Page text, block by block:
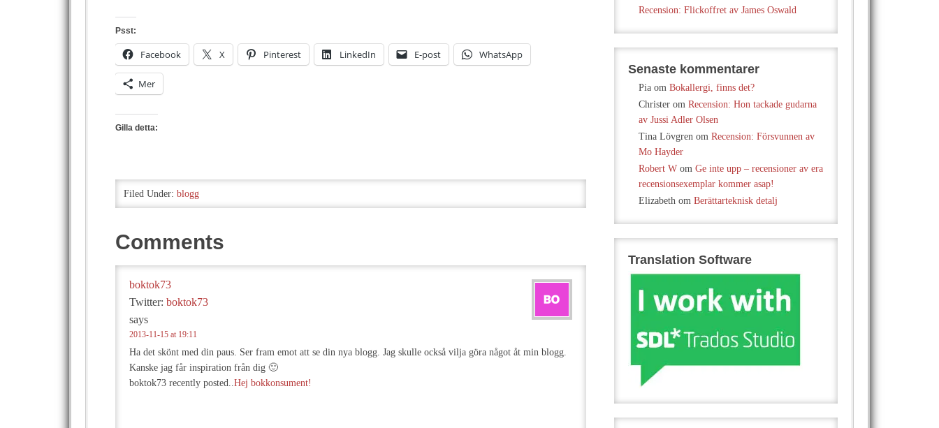
Psst:
Facebook X Pinterest LinkedIn E-post WhatsApp
Mer
Gilla detta:
Filed Under: blogg
Comments
boktok73
Twitter: boktok73
says
2013-11-15 at 19:11
Ha det skönt med din paus. Ser fram emot att se din nya blogg. Jag skulle också vilja göra något åt min blogg.
Kanske jag får inspiration från dig 🙂
boktok73 recently posted..Hej bokkonsument!
Recension: Flickoffret av James Oswald
Senaste kommentarer
Pia om Bokallergi, finns det?
Christer om Recension: Hon tackade gudarna
av Jussi Adler Olsen
Tina Lövgren om Recension: Försvunnen av
Mo Hayder
Robert W om Ge inte upp – recensioner av era
recensionsexemplar kommer asap!
Elizabeth om Berättarteknisk detalj
Translation Software